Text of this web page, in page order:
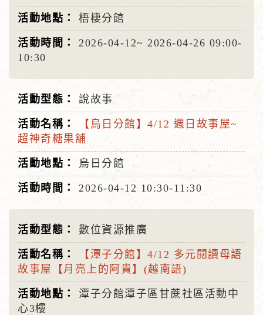
梧棲分館
2026-04-12~ 2026-04-26 09:00-
10:30
說故事
【烏日分館】4/12 週日故事屋~
超神奇糖果舖
烏日分館
2026-04-12 10:30-11:30
數位資源推廣
【潭子分館】4/12 多元閱讀母語
故事屋【月亮上的阿貴】(越南語)
潭子分館潭子區甘蔗社區活動中
心3樓